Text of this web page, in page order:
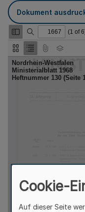
Dokument
Cookie-
Auf dieser Seite